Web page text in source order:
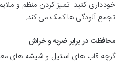
خودداری کنید. تمیز کردن منظم و
تجمع آلودگی ها کمک می کند.
محافظت در برابر ضربه و خراش
گرچه قاب های استیل و شیشه های